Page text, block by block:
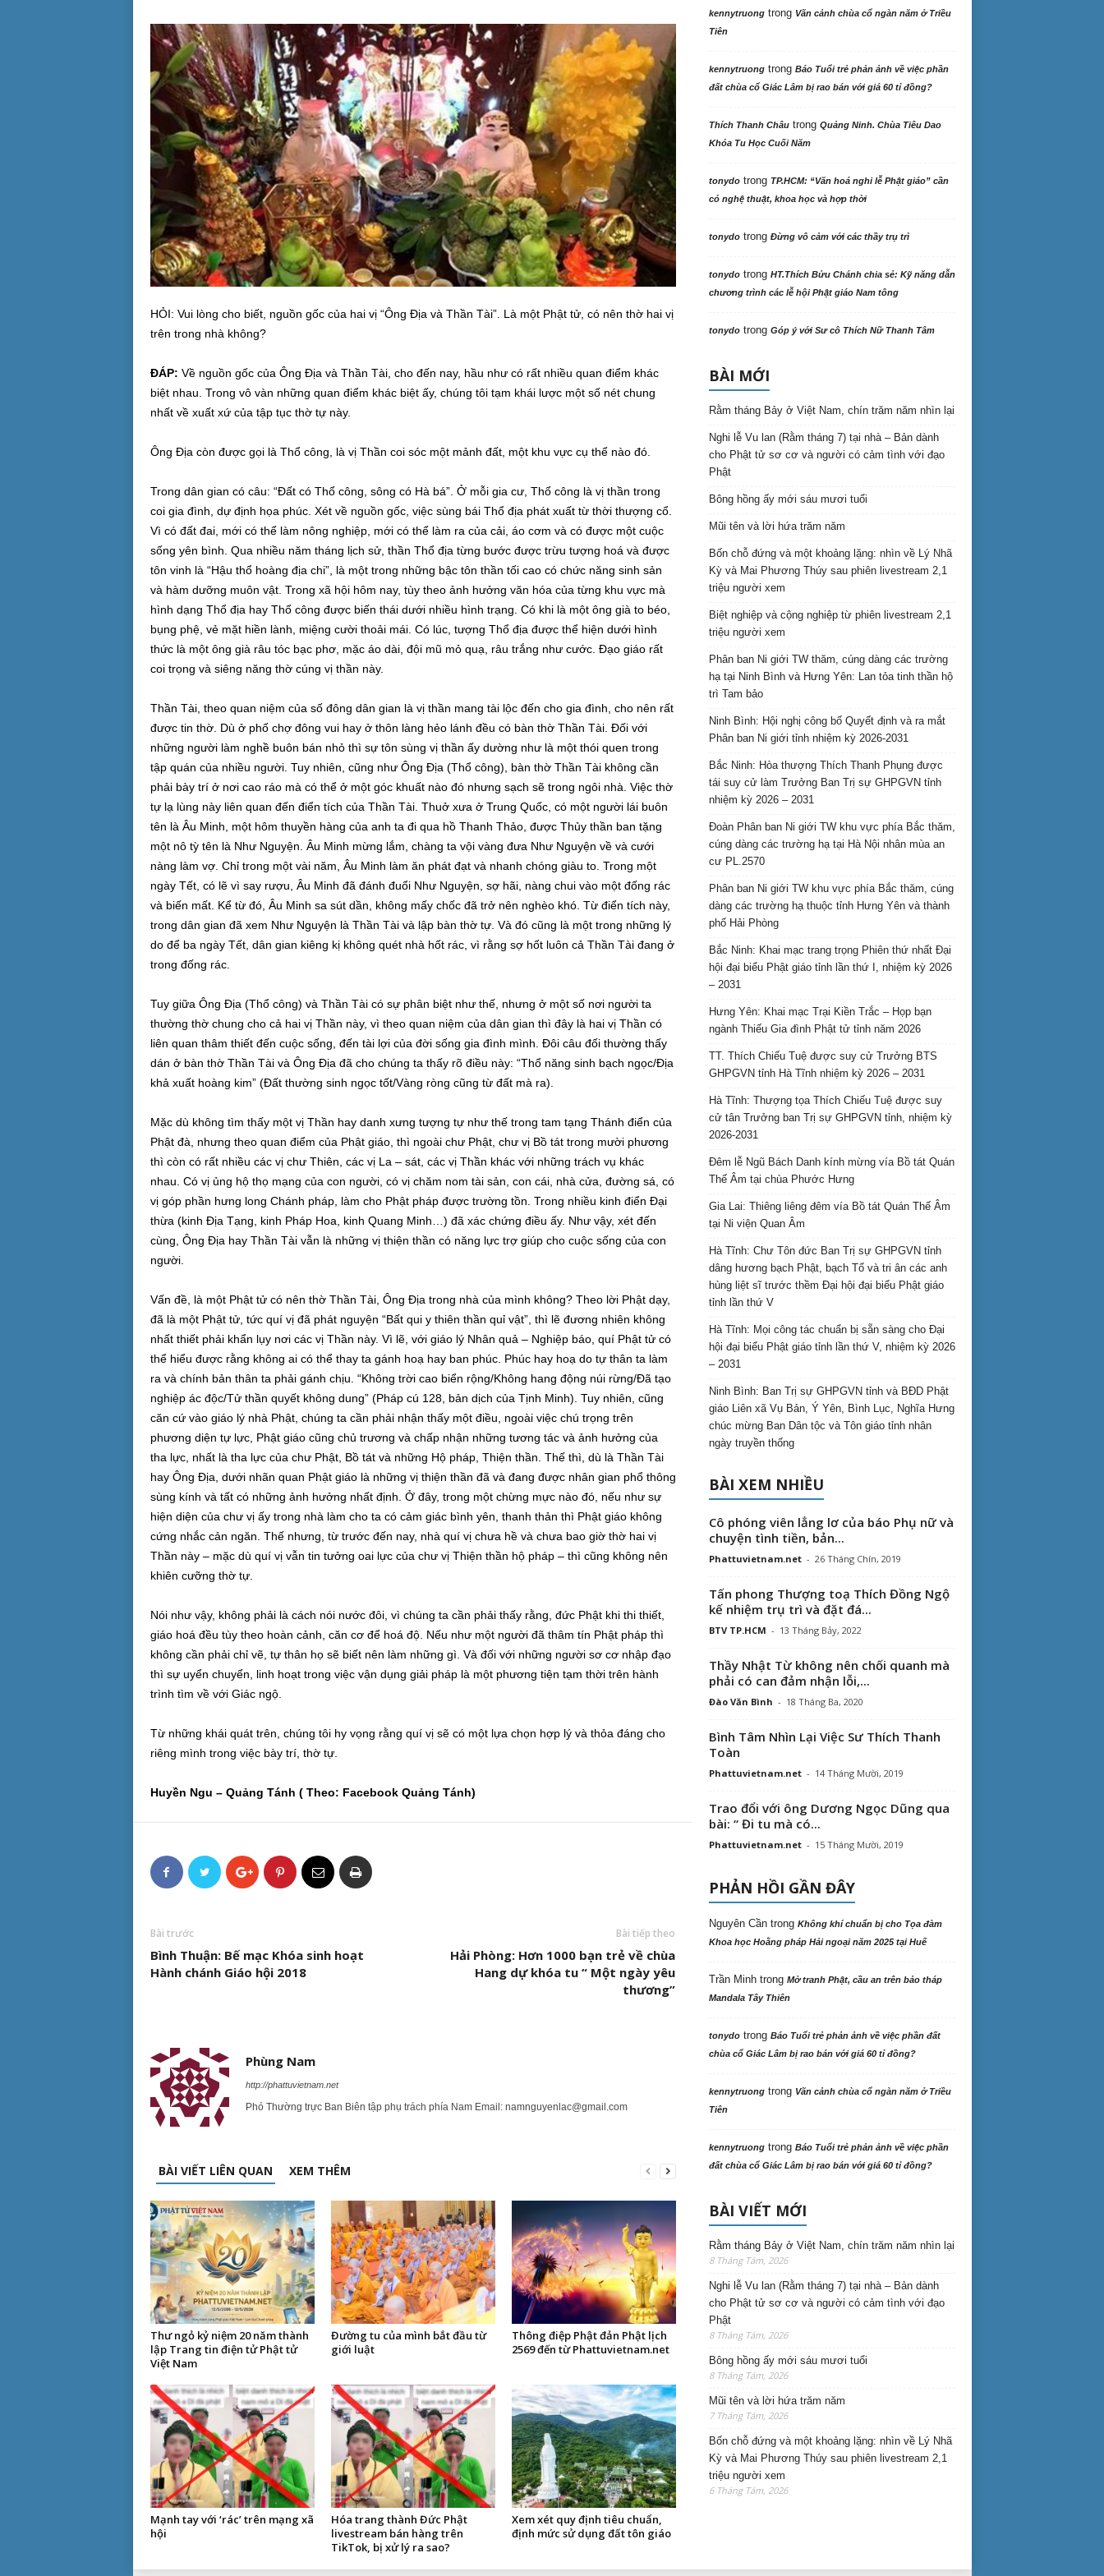
HỎI: Vui lòng cho biết, nguồn gốc của hai vị “Ông Địa và Thần Tài”. Là một Phật tử, có nên thờ hai vị
trên trong nhà không?
ĐÁP: Về nguồn gốc của Ông Địa và Thần Tài, cho đến nay, hầu như có rất nhiều quan điểm khác
biệt nhau. Trong vô vàn những quan điểm khác biệt ấy, chúng tôi tạm khái lược một số nét chung
nhất về xuất xứ của tập tục thờ tự này.
Ông Địa còn được gọi là Thổ công, là vị Thần coi sóc một mảnh đất, một khu vực cụ thể nào đó.
Trong dân gian có câu: “Đất có Thổ công, sông có Hà bá”. Ở mỗi gia cư, Thổ công là vị thần trong
coi gia đình, dự định họa phúc. Xét về nguồn gốc, việc sùng bái Thổ địa phát xuất từ thời thượng cổ.
Vì có đất đai, mới có thể làm nông nghiệp, mới có thể làm ra của cải, áo cơm và có được một cuộc
sống yên bình. Qua nhiều năm tháng lịch sử, thần Thổ địa từng bước được trừu tượng hoá và được
tôn vinh là “Hậu thổ hoàng địa chi”, là một trong những bậc tôn thần tối cao có chức năng sinh sản
và hàm dưỡng muôn vật. Trong xã hội hôm nay, tùy theo ảnh hưởng văn hóa của từng khu vực mà
hình dạng Thổ địa hay Thổ công được biến thái dưới nhiều hình trạng. Có khi là một ông già to béo,
bụng phệ, vẻ mặt hiền lành, miệng cười thoải mái. Có lúc, tượng Thổ địa được thể hiện dưới hình
thức là một ông già râu tóc bạc phơ, mặc áo dài, đội mũ mỏ quạ, râu trắng như cước. Đạo giáo rất
coi trọng và siêng năng thờ cúng vị thần này.
Thần Tài, theo quan niệm của số đông dân gian là vị thần mang tài lộc đến cho gia đình, cho nên rất
được tin thờ. Dù ở phố chợ đông vui hay ở thôn làng hẻo lánh đều có bàn thờ Thần Tài. Đối với
những người làm nghề buôn bán nhỏ thì sự tôn sùng vị thần ấy dường như là một thói quen trong
tập quán của nhiều người. Tuy nhiên, cũng như Ông Địa (Thổ công), bàn thờ Thần Tài không cần
phải bày trí ở nơi cao ráo mà có thể ở một góc khuất nào đó nhưng sạch sẽ trong ngôi nhà. Việc thờ
tự lạ lùng này liên quan đến điển tích của Thần Tài. Thuở xưa ở Trung Quốc, có một người lái buôn
tên là Âu Minh, một hôm thuyền hàng của anh ta đi qua hồ Thanh Thảo, được Thủy thần ban tặng
một nô tỳ tên là Như Nguyện. Âu Minh mừng lắm, chàng ta vội vàng đưa Như Nguyện về và cưới
nàng làm vợ. Chỉ trong một vài năm, Âu Minh làm ăn phát đạt và nhanh chóng giàu to. Trong một
ngày Tết, có lẽ vì say rượu, Âu Minh đã đánh đuổi Như Nguyện, sợ hãi, nàng chui vào một đống rác
và biến mất. Kể từ đó, Âu Minh sa sút dần, không mấy chốc đã trở nên nghèo khó. Từ điển tích này,
trong dân gian đã xem Như Nguyện là Thần Tài và lập bàn thờ tự. Và đó cũng là một trong những lý
do để ba ngày Tết, dân gian kiêng kị không quét nhà hốt rác, vì rằng sợ hốt luôn cả Thần Tài đang ở
trong đống rác.
Tuy giữa Ông Địa (Thổ công) và Thần Tài có sự phân biệt như thế, nhưng ở một số nơi người ta
thường thờ chung cho cả hai vị Thần này, vì theo quan niệm của dân gian thì đây là hai vị Thần có
liên quan thâm thiết đến cuộc sống, đến tài lợi của đời sống gia đình mình. Đôi câu đối thường thấy
dán ở bàn thờ Thần Tài và Ông Địa đã cho chúng ta thấy rõ điều này: “Thổ năng sinh bạch ngọc/Địa
khả xuất hoàng kim” (Đất thường sinh ngọc tốt/Vàng ròng cũng từ đất mà ra).
Mặc dù không tìm thấy một vị Thần hay danh xưng tượng tự như thế trong tam tạng Thánh điển của
Phật đà, nhưng theo quan điểm của Phật giáo, thì ngoài chư Phật, chư vị Bồ tát trong mười phương
thì còn có rất nhiều các vị chư Thiên, các vị La – sát, các vị Thần khác với những trách vụ khác
nhau. Có vị ủng hộ thọ mạng của con người, có vị chăm nom tài sản, con cái, nhà cửa, đường sá, có
vị góp phần hưng long Chánh pháp, làm cho Phật pháp được trường tồn. Trong nhiều kinh điển Đại
thừa (kinh Địa Tạng, kinh Pháp Hoa, kinh Quang Minh…) đã xác chứng điều ấy. Như vậy, xét đến
cùng, Ông Địa hay Thần Tài vẫn là những vị thiện thần có năng lực trợ giúp cho cuộc sống của con
người.
Vấn đề, là một Phật tử có nên thờ Thần Tài, Ông Địa trong nhà của mình không? Theo lời Phật dạy,
đã là một Phật tử, tức quí vị đã phát nguyện “Bất qui y thiên thần quỉ vật”, thì lẽ đương nhiên không
nhất thiết phải khẩn lụy nơi các vị Thần này. Vì lẽ, với giáo lý Nhân quả – Nghiệp báo, quí Phật tử có
thể hiểu được rằng không ai có thể thay ta gánh hoạ hay ban phúc. Phúc hay hoạ do tự thân ta làm
ra và chính bản thân ta phải gánh chịu. “Không trời cao biển rộng/Không hang động núi rừng/Đã tạo
nghiệp ác độc/Tử thần quyết không dung” (Pháp cú 128, bản dịch của Tịnh Minh). Tuy nhiên, cũng
căn cứ vào giáo lý nhà Phật, chúng ta cần phải nhận thấy một điều, ngoài việc chú trọng trên
phương diện tự lực, Phật giáo cũng chủ trương và chấp nhận những tương tác và ảnh hưởng của
tha lực, nhất là tha lực của chư Phật, Bồ tát và những Hộ pháp, Thiện thần. Thế thì, dù là Thần Tài
hay Ông Địa, dưới nhãn quan Phật giáo là những vị thiện thần đã và đang được nhân gian phổ thông
sùng kính và tất có những ảnh hưởng nhất định. Ở đây, trong một chừng mực nào đó, nếu như sự
hiện diện của chư vị ấy trong nhà làm cho ta có cảm giác bình yên, thanh thản thì Phật giáo không
cứng nhắc cản ngăn. Thế nhưng, từ trước đến nay, nhà quí vị chưa hề và chưa bao giờ thờ hai vị
Thần này – mặc dù quí vị vẫn tin tưởng oai lực của chư vị Thiện thần hộ pháp – thì cũng không nên
khiên cưỡng thờ tự.
Nói như vậy, không phải là cách nói nước đôi, vì chúng ta cần phải thấy rằng, đức Phật khi thi thiết,
giáo hoá đều tùy theo hoàn cảnh, căn cơ để hoá độ. Nếu như một người đã thâm tín Phật pháp thì
không cần phải chỉ vẽ, tự thân họ sẽ biết nên làm những gì. Và đối với những người sơ cơ nhập đạo
thì sự uyển chuyển, linh hoạt trong việc vận dụng giải pháp là một phương tiện tạm thời trên hành
trình tìm về với Giác ngộ.
Từ những khái quát trên, chúng tôi hy vọng rằng quí vị sẽ có một lựa chọn hợp lý và thỏa đáng cho
riêng mình trong việc bày trí, thờ tự.
Huyền Ngu – Quảng Tánh ( Theo: Facebook Quảng Tánh)
Bài trước
Bình Thuận: Bế mạc Khóa sinh hoạt
Hành chánh Giáo hội 2018
Bài tiếp theo
Hải Phòng: Hơn 1000 bạn trẻ về chùa
Hang dự khóa tu “ Một ngày yêu
thương”
Phùng Nam
http://phattuvietnam.net
Phó Thường trực Ban Biên tập phụ trách phía Nam Email: namnguyenlac@gmail.com
BÀI VIẾT LIÊN QUAN XEM THÊM
Thư ngỏ kỷ niệm 20 năm thành
lập Trang tin điện tử Phật tử
Việt Nam
Đường tu của mình bắt đầu từ
giới luật
Thông điệp Phật đản Phật lịch
2569 đến từ Phattuvietnam.net
Mạnh tay với ‘rác’ trên mạng xã
hội
Hóa trang thành Đức Phật
livestream bán hàng trên
TikTok, bị xử lý ra sao?
Xem xét quy định tiêu chuẩn,
định mức sử dụng đất tôn giáo
kennytruongtrong Vãn cảnh chùa cổ ngàn năm ở Triều
Tiên
kennytruongtrong Báo Tuổi trẻ phản ảnh về việc phần
đất chùa cổ Giác Lâm bị rao bán với giá 60 tỉ đồng?
Thích Thanh Châutrong Quảng Ninh. Chùa Tiêu Dao
Khóa Tu Học Cuối Năm
tonydotrong TP.HCM: “Văn hoá nghi lễ Phật giáo” cần
có nghệ thuật, khoa học và hợp thời
tonydotrong Đừng vô cảm với các thầy trụ trì
tonydotrong HT.Thích Bửu Chánh chia sẻ: Kỹ năng dẫn
chương trình các lễ hội Phật giáo Nam tông
tonydotrong Góp ý với Sư cô Thích Nữ Thanh Tâm
BÀI MỚI
Rằm tháng Bảy ở Việt Nam, chín trăm năm nhìn lại
Nghi lễ Vu lan (Rằm tháng 7) tại nhà – Bản dành
cho Phật tử sơ cơ và người có cảm tình với đạo
Phật
Bông hồng ấy mới sáu mươi tuổi
Mũi tên và lời hứa trăm năm
Bốn chỗ đứng và một khoảng lặng: nhìn về Lý Nhã
Kỳ và Mai Phương Thúy sau phiên livestream 2,1
triệu người xem
Biệt nghiệp và cộng nghiệp từ phiên livestream 2,1
triệu người xem
Phân ban Ni giới TW thăm, cúng dàng các trường
hạ tại Ninh Bình và Hưng Yên: Lan tỏa tinh thần hộ
trì Tam bảo
Ninh Bình: Hội nghị công bố Quyết định và ra mắt
Phân ban Ni giới tỉnh nhiệm kỳ 2026-2031
Bắc Ninh: Hòa thượng Thích Thanh Phụng được
tái suy cử làm Trưởng Ban Trị sự GHPGVN tỉnh
nhiệm kỳ 2026 – 2031
Đoàn Phân ban Ni giới TW khu vực phía Bắc thăm,
cúng dàng các trường hạ tại Hà Nội nhân mùa an
cư PL.2570
Phân ban Ni giới TW khu vực phía Bắc thăm, cúng
dàng các trường hạ thuộc tỉnh Hưng Yên và thành
phố Hải Phòng
Bắc Ninh: Khai mạc trang trọng Phiên thứ nhất Đại
hội đại biểu Phật giáo tỉnh lần thứ I, nhiệm kỳ 2026
– 2031
Hưng Yên: Khai mạc Trại Kiền Trắc – Họp bạn
ngành Thiếu Gia đình Phật tử tỉnh năm 2026
TT. Thích Chiếu Tuệ được suy cử Trưởng BTS
GHPGVN tỉnh Hà Tĩnh nhiệm kỳ 2026 – 2031
Hà Tĩnh: Thượng tọa Thích Chiếu Tuệ được suy
cử tân Trưởng ban Trị sự GHPGVN tỉnh, nhiệm kỳ
2026-2031
Đêm lễ Ngũ Bách Danh kính mừng vía Bồ tát Quán
Thế Âm tại chùa Phước Hưng
Gia Lai: Thiêng liêng đêm vía Bồ tát Quán Thế Âm
tại Ni viện Quan Âm
Hà Tĩnh: Chư Tôn đức Ban Trị sự GHPGVN tỉnh
dâng hương bạch Phật, bạch Tổ và tri ân các anh
hùng liệt sĩ trước thềm Đại hội đại biểu Phật giáo
tỉnh lần thứ V
Hà Tĩnh: Mọi công tác chuẩn bị sẵn sàng cho Đại
hội đại biểu Phật giáo tỉnh lần thứ V, nhiệm kỳ 2026
– 2031
Ninh Bình: Ban Trị sự GHPGVN tỉnh và BĐD Phật
giáo Liên xã Vụ Bản, Ý Yên, Bình Lục, Nghĩa Hưng
chúc mừng Ban Dân tộc và Tôn giáo tỉnh nhân
ngày truyền thống
BÀI XEM NHIỀU
Cô phóng viên lẳng lơ của báo Phụ nữ và
chuyện tình tiền, bản...
Phattuvietnam.net - 26 Tháng Chín, 2019
Tấn phong Thượng toạ Thích Đồng Ngộ
kế nhiệm trụ trì và đặt đá...
BTV TP.HCM - 13 Tháng Bảy, 2022
Thầy Nhật Từ không nên chối quanh mà
phải có can đảm nhận lỗi,...
Đào Văn Bình - 18 Tháng Ba, 2020
Bình Tâm Nhìn Lại Việc Sư Thích Thanh
Toàn
Phattuvietnam.net - 14 Tháng Mười, 2019
Trao đổi với ông Dương Ngọc Dũng qua
bài: “ Đi tu mà có...
Phattuvietnam.net - 15 Tháng Mười, 2019
PHẢN HỒI GẦN ĐÂY
Nguyên Cầntrong Không khí chuẩn bị cho Tọa đàm
Khoa học Hoằng pháp Hải ngoại năm 2025 tại Huế
Trần Minhtrong Mở tranh Phật, cầu an trên bảo tháp
Mandala Tây Thiên
tonydotrong Báo Tuổi trẻ phản ảnh về việc phần đất
chùa cổ Giác Lâm bị rao bán với giá 60 tỉ đồng?
kennytruongtrong Vãn cảnh chùa cổ ngàn năm ở Triều
Tiên
kennytruongtrong Báo Tuổi trẻ phản ảnh về việc phần
đất chùa cổ Giác Lâm bị rao bán với giá 60 tỉ đồng?
BÀI VIẾT MỚI
Rằm tháng Bảy ở Việt Nam, chín trăm năm nhìn lại
8 Tháng Tám, 2026
Nghi lễ Vu lan (Rằm tháng 7) tại nhà – Bản dành
cho Phật tử sơ cơ và người có cảm tình với đạo
Phật
8 Tháng Tám, 2026
Bông hồng ấy mới sáu mươi tuổi
8 Tháng Tám, 2026
Mũi tên và lời hứa trăm năm
7 Tháng Tám, 2026
Bốn chỗ đứng và một khoảng lặng: nhìn về Lý Nhã
Kỳ và Mai Phương Thúy sau phiên livestream 2,1
triệu người xem
6 Tháng Tám, 2026